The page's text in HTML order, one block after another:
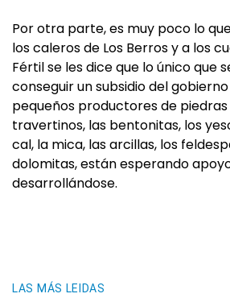
Por otra parte, es muy poco lo
los caleros de Los Berros y a los
Fértil se les dice que lo único que
conseguir un subsidio del
pequeños productores de
travertinos, las bentonitas, los
cal, la mica, las arcillas, los
dolomitas, están esperando
desarrollándose.
LAS MÁS LEIDAS